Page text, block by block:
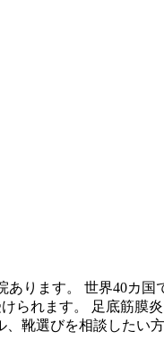
あります。 世界40カ国
られます。 足底筋膜
靴選びを相談したい